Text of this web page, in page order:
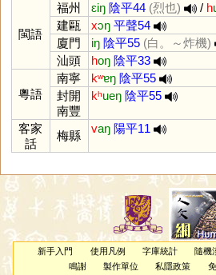
閩語
福州 ɛiŋ 陰平44 (烈也) / h
建甌
xɔŋ 平聲54
廈門
iŋ 陰平55 (白。～炸機)
汕頭
hoŋ 陰平33
粵語
南寧 kʷɐŋ 陰平55
封開
南豐
kʰueŋ 陰平55
客家
話
梅縣
vaŋ 陽平11
新手入門 使用凡例 字庫統計 隨機
鳴謝
製作單位 私隱政策